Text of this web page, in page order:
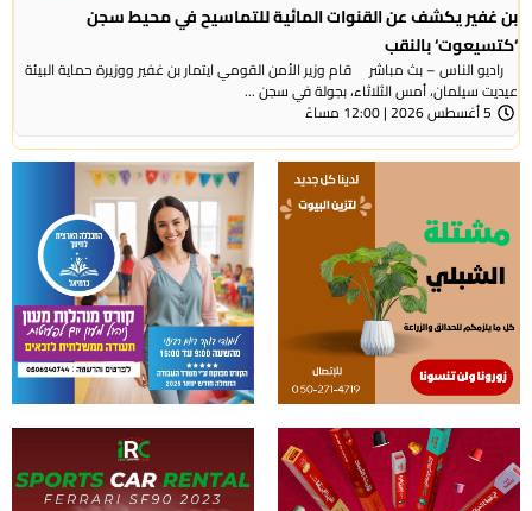
بن غفير يكشف عن القنوات المائية للتماسيح في محيط سجن
‘كتسيعوت‘ بالنقب
راديو الناس – بث مباشر قام وزير الأمن القومي ايتمار بن غفير ووزيرة حماية البيئة
عيديت سيلمان، أمس الثلاثاء، بجولة في سجن ...
5 أغسطس 2026 | 12:00 مساءً